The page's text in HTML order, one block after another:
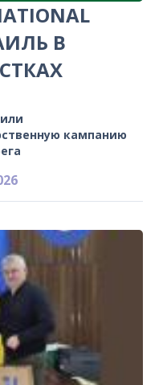
В
кампанию